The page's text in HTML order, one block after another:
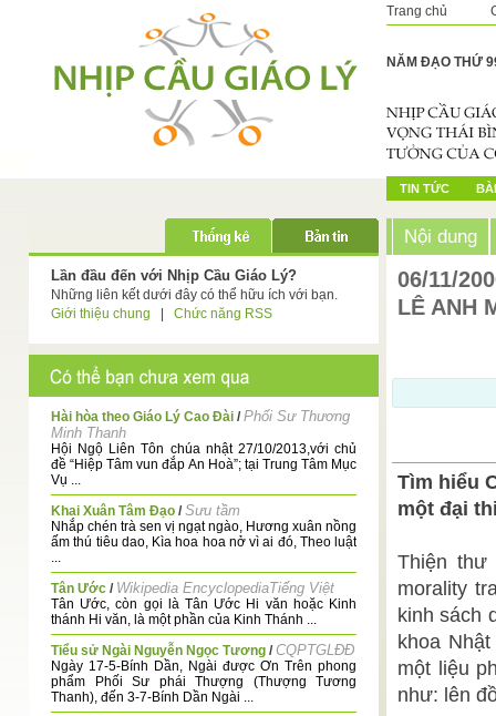
Trang chủ
NĂM ĐẠO THỨ
TIN TỨC
Lần đầu đến với Nhịp Cầu Giáo Lý?
Những liên kết dưới đây có thể hữu ích với bạn.
Giới thiệu chung
Chức năng RSS
Hài hòa theo Giáo Lý Cao Đài /Phối Sư Thương
Minh Thanh
Hội Ngộ Liên Tôn chúa nhật 27/10/2013,với chủ
đề “Hiệp Tâm vun đắp An Hoà”; tại Trung Tâm Mục
Vụ ...
Khai Xuân Tâm Đạo /Sưu tầm
Nhắp chén trà sen vị ngạt ngào, Hương xuân nồng
ấm thú tiêu dao, Kìa hoa hoa nở vì ai đó, Theo luật
...
Tân Ước / Wikipedia EncyclopediaTiếng Việt
Tân Ước, còn gọi là Tân Ước Hi văn hoặc Kinh
thánh Hi văn, là một phần của Kinh Thánh ...
Tiểu sử Ngài Nguyễn Ngọc Tương /CQPTGLĐĐ
Ngày 17-5-Bính Dần, Ngài được Ơn Trên phong
phẩm Phối Sư phái Thượng (Thượng Tương
Thanh), đến 3-7-Bính Dần Ngài ...
Nội dung
06/11/
LÊ ANH
Tìm hiểu
một đại
Thiện
morality
kinh sách
khoa
một liệu
như: lên